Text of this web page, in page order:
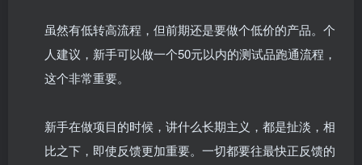
虽然有低转高流程，但前期还是要做个低价的产品。个
人建议，新手可以做一个50元以内的测试品跑通流程，
这个非常重要。​
新手在做项目的时候，讲什么长期主义，都是扯淡，相
比之下，即使反馈更加重要。一切都要往最快正反馈的